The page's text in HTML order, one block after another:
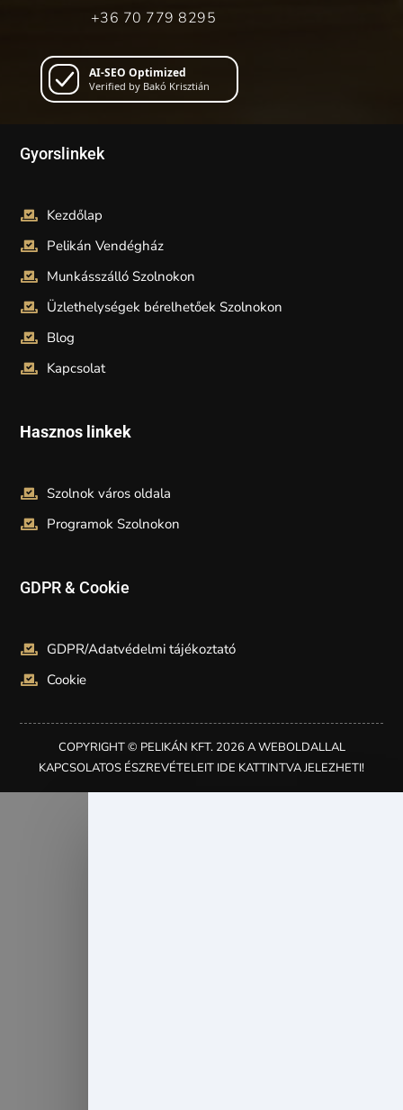
+36 70 779 8295
AI-SEO Optimized
Verified by Bakó Krisztián
Gyorslinkek
Kezdőlap
Pelikán Vendégház
Munkásszálló Szolnokon
Üzlethelységek bérelhetőek Szolnokon
Blog
Kapcsolat
Hasznos linkek
Szolnok város oldala
Programok Szolnokon
GDPR & Cookie
GDPR/Adatvédelmi tájékoztató
Cookie
COPYRIGHT © PELIKÁN KFT. 2026 A WEBOLDALLAL
KAPCSOLATOS ÉSZREVÉTELEIT IDE KATTINTVA JELEZHETI!